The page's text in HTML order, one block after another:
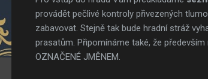
provádět pečlivé kontroly přivezených
zabavovat. Stejně tak bude hradní stráž
prasatům. Připomínáme také, že
OZNAČENÉ JMĚNEM.